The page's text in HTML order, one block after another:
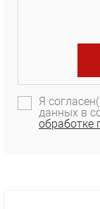
Я
данных в
обработке